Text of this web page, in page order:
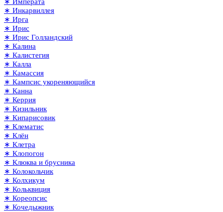
∗ Инкарвиллея
∗ Ирга
∗ Ирис
∗ Ирис Голландский
∗ Калина
∗ Калистегия
∗ Калла
∗ Камассия
∗ Кампсис укореняющийся
∗ Канна
∗ Керрия
∗ Кизильник
∗ Кипарисовик
∗ Клематис
∗ Клён
∗ Клетра
∗ Клопогон
∗ Клюква и брусника
∗ Колокольчик
∗ Колхикум
∗ Кольквиция
∗ Кореопсис
∗ Кочедыжник